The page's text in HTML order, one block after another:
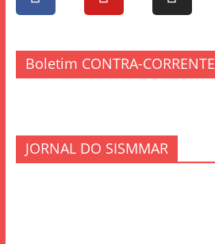
Boletim CONTRA-CORRENTE
JORNAL DO SISMMAR